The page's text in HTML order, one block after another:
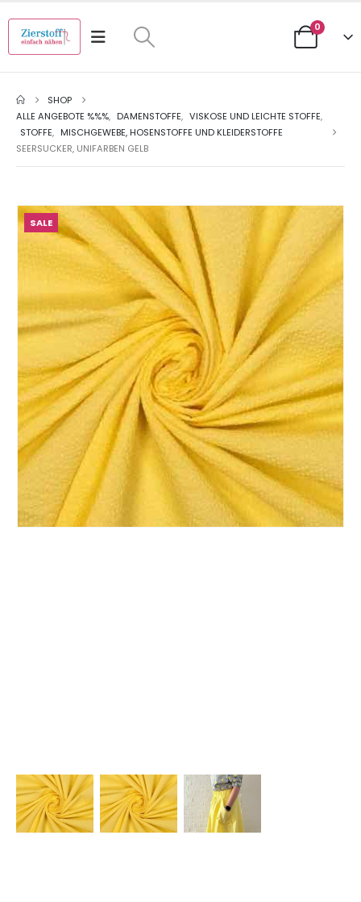
0
SHOP
ALLE ANGEBOTE %%%, DAMENSTOFFE, VISKOSE UND LEICHTE STOFFE,
STOFFE, MISCHGEWEBE, HOSENSTOFFE UND KLEIDERSTOFFE
SEERSUCKER, UNIFARBEN GELB
SALE